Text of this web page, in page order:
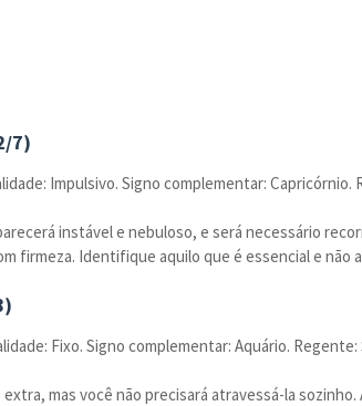
7)
Impulsivo. Signo complementar: Capricórnio.
instável e nebuloso, e será necessário
firmeza. Identifique aquilo que é essencial e não
Fixo. Signo complementar: Aquário. Regente:
mas você não precisará atravessá-la